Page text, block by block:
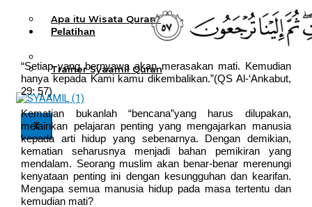
Apa itu Wisata Quran?
Pelatihan
Trainer Syaamil Quran
X
“Setiap yang bernyawa akan merasakan mati. Kemudian
hanya kepada Kami kamu dikembalikan.”(QS Al-‘Ankabut,
29: 57)
Kematian bukanlah “bencana”yang harus dilupakan,
melainkan pelajaran penting yang mengajarkan manusia
kepada arti hidup yang sebenarnya. Dengan demikian,
kematian seharusnya menjadi bahan pemikiran yang
mendalam. Seorang muslim akan benar-benar merenungi
kenyataan penting ini dengan kesungguhan dan kearifan.
Mengapa semua manusia hidup pada masa tertentu dan
kemudian mati?